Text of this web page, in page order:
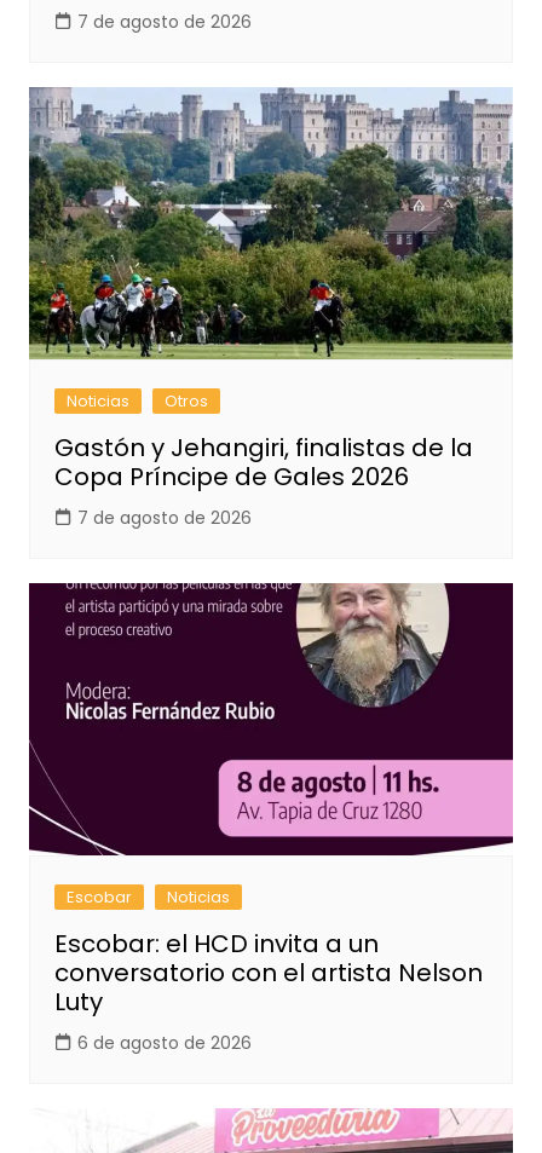
7 de agosto de 2026
Noticias Otros
Gastón y Jehangiri, finalistas de la
Copa Príncipe de Gales 2026
7 de agosto de 2026
Escobar Noticias
Escobar: el HCD invita a un
conversatorio con el artista Nelson
Luty
6 de agosto de 2026